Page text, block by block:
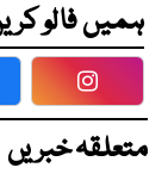
ہمیں فالو
متعلقہ خبریں